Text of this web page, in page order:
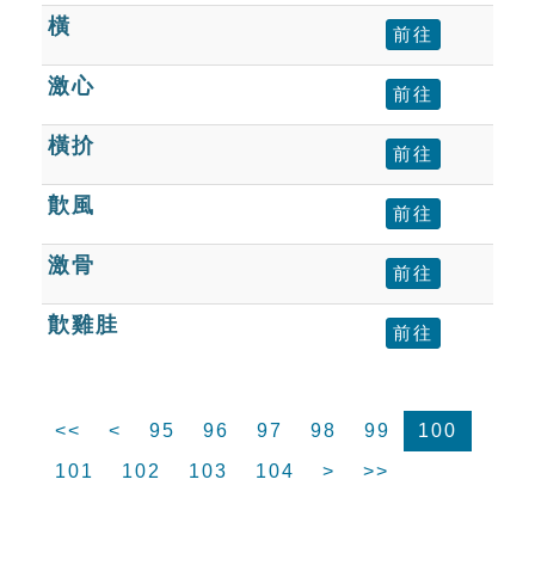
橫 前往
激心 前往
橫扴 前往
歕風 前往
激骨 前往
歕雞胿 前往
<< < 95 96 97 98 99
100
101
102 103 104 > >>